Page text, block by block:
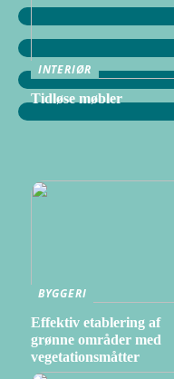
INTERIØR
Tidløse møbler
BYGGERI
Effektiv etablering af
grønne områder med
vegetationsmåtter